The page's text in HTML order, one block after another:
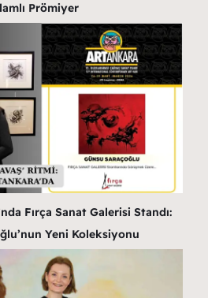
Prömiyer
Fırça Sanat Galerisi Standı:
Yeni Koleksiyonu